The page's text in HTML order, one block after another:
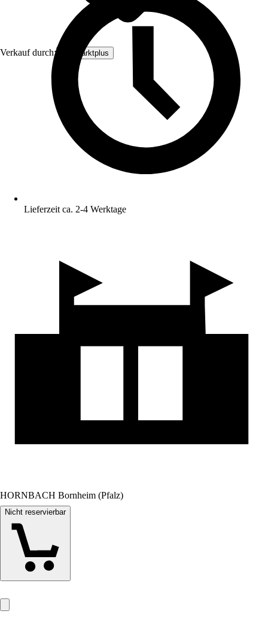
Verkauf durch: Baumarktplus
Lieferzeit ca. 2-4 Werktage
HORNBACH Bornheim (Pfalz)
Nicht reservierbar